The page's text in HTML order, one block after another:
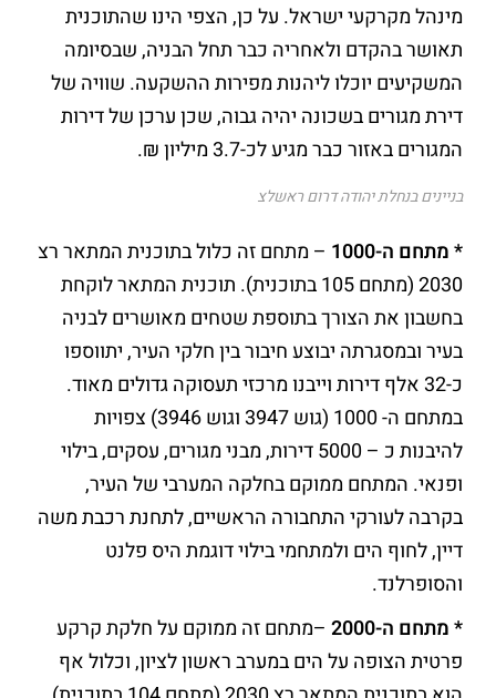
מינהל מקרקעי ישראל. על כן, הצפי הינו שהתוכנית
תאושר בהקדם ולאחריה כבר תחל הבניה, שבסיומה
המשקיעים יוכלו ליהנות מפירות ההשקעה. שוויה של
דירת מגורים בשכונה יהיה גבוה, שכן ערכן של דירות
המגורים באזור כבר מגיע לכ-3.7 מיליון ₪.
בניינים בנחלת יהודה דרום ראשלצ
* מתחם ה-1000
– מתחם זה כלול בתוכנית המתאר רצ
2030 (מתחם 105 בתוכנית). תוכנית המתאר לוקחת
בחשבון את הצורך בתוספת שטחים מאושרים לבניה
בעיר ובמסגרתה יבוצע חיבור בין חלקי העיר, יתווספו
כ-32 אלף דירות וייבנו מרכזי תעסוקה גדולים מאוד.
במתחם ה- 1000 (גוש 3947 וגוש 3946) צפויות
להיבנות כ – 5000 דירות, מבני מגורים, עסקים, בילוי
ופנאי. המתחם ממוקם בחלקה המערבי של העיר,
בקרבה לעורקי התחבורה הראשיים, לתחנת רכבת משה
דיין, לחוף הים ולמתחמי בילוי דוגמת היס פלנט
והסופרלנד.
* מתחם ה-2000
–מתחם זה ממוקם על חלקת קרקע
פרטית הצופה על הים במערב ראשון לציון, וכלול אף